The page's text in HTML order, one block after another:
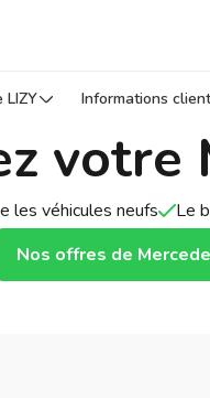
LIZY Informations client
votre
les véhicules neufs Le
Nos offres de